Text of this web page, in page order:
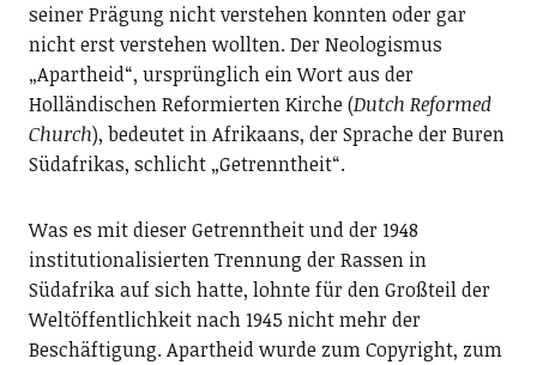
seiner Prägung nicht verstehen konnten oder gar
nicht erst verstehen wollten. Der Neologismus
„Apartheid“, ursprünglich ein Wort aus der
Holländischen Reformierten Kirche (Dutch Reformed
Church), bedeutet in Afrikaans, der Sprache der Buren
Südafrikas, schlicht „Getrenntheit“.
Was es mit dieser Getrenntheit und der 1948
institutionalisierten Trennung der Rassen in
Südafrika auf sich hatte, lohnte für den Großteil der
Weltöffentlichkeit nach 1945 nicht mehr der
Beschäftigung. Apartheid wurde zum Copyright, zum